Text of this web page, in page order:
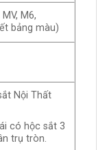
M6,
bảng màu)
Nội Thất
có hộc sắt 3
trụ tròn.